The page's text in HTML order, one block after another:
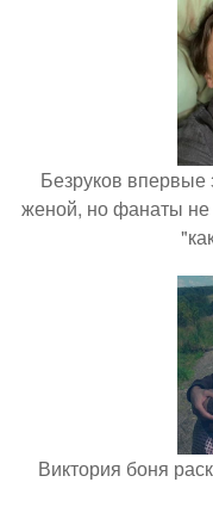
Безруков впервые
женой, но фанаты не
Виктория боня